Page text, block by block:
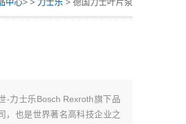
-力士乐Bosch Rexroth旗下品
，也是世界著名高科技企业之